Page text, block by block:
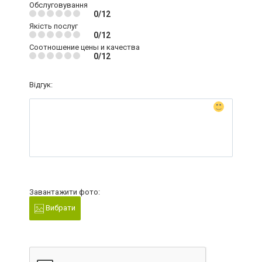
Обслуговування
0/12
Якість послуг
0/12
Соотношение цены и качества
0/12
Відгук:
Завантажити фото:
Вибрати